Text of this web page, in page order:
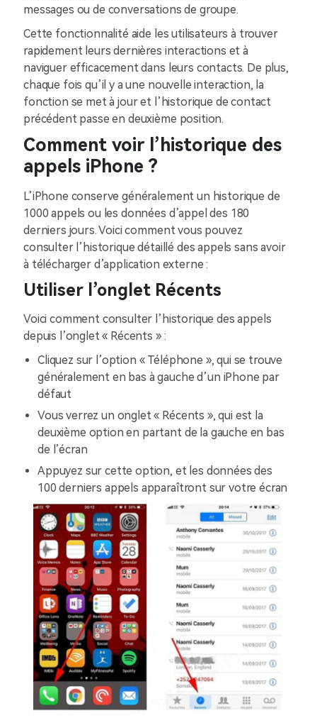
messages ou de conversations de groupe.
Cette fonctionnalité aide les utilisateurs à trouver
rapidement leurs dernières interactions et à
naviguer efficacement dans leurs contacts. De plus,
chaque fois qu’il y a une nouvelle interaction, la
fonction se met à jour et l’historique de contact
précédent passe en deuxième position.
Comment voir l’historique des
appels iPhone ?
L’iPhone conserve généralement un historique de
1000 appels ou les données d’appel des 180
derniers jours. Voici comment vous pouvez
consulter l’historique détaillé des appels sans avoir
à télécharger d’application externe :
Utiliser l’onglet Récents
Voici comment consulter l’historique des appels
depuis l’onglet « Récents » :
Cliquez sur l’option « Téléphone », qui se trouve
généralement en bas à gauche d’un iPhone par
défaut
Vous verrez un onglet « Récents », qui est la
deuxième option en partant de la gauche en bas
de l’écran
Appuyez sur cette option, et les données des
100 derniers appels apparaîtront sur votre écran